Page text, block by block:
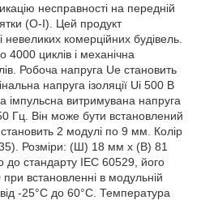
несправності на передній
(O-I). Цей продукт
комерційних будівель.
4000 циклів і механічна
Робоча напруга Ue становить
напруга ізоляції Ui 500 В
імпульсна витримувана напруга
Гц. Він може бути встановлений
2 модулі по 9 мм. Колір
Розміри: (Ш) 18 мм x (В) 81
стандарту IEC 60529, його
встановленні в модульній
-25°C до 60°C. Температура